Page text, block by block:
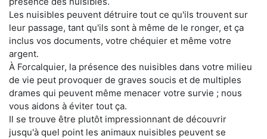
Les nuisibles peuvent détruire tout ce qu'ils trouvent sur
leur passage, tant qu'ils sont à même de le ronger, et ça
inclus vos documents, votre chéquier et même votre
argent.
À Forcalquier, la présence des nuisibles dans votre milieu
de vie peut provoquer de graves soucis et de multiples
drames qui peuvent même menacer votre survie ; nous
vous aidons à éviter tout ça.
Il se trouve être plutôt impressionnant de découvrir
jusqu'à quel point les animaux nuisibles peuvent se